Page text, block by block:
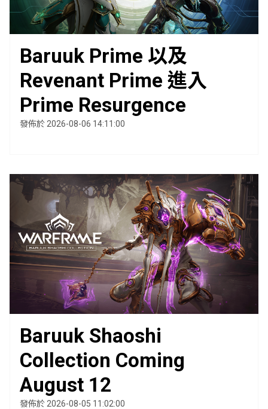
Baruuk Prime 以及
Revenant Prime 進入
Prime Resurgence
發佈於 2026-08-06 14:11:00
Baruuk Shaoshi
Collection Coming
August 12
發佈於 2026-08-05 11:02:00